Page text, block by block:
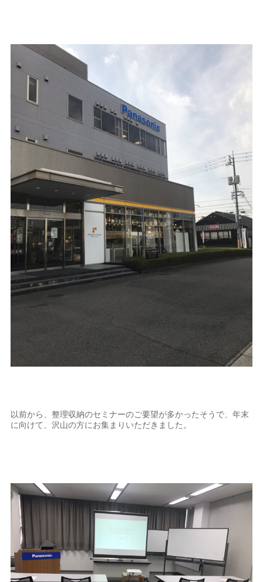
以前から、整理収納のセミナーのご要望が多かったそうで、年末
に向けて、沢山の方にお集まりいただきました。